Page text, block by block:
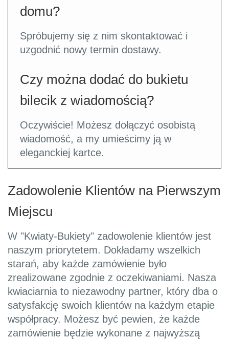
domu?
Spróbujemy się z nim skontaktować i
uzgodnić nowy termin dostawy.
Czy można dodać do bukietu
bilecik z wiadomością?
Oczywiście! Możesz dołączyć osobistą
wiadomość, a my umieścimy ją w
eleganckiej kartce.
Zadowolenie Klientów na Pierwszym
Miejscu
W "Kwiaty-Bukiety" zadowolenie klientów jest
naszym priorytetem. Dokładamy wszelkich
starań, aby każde zamówienie było
zrealizowane zgodnie z oczekiwaniami. Nasza
kwiaciarnia to niezawodny partner, który dba o
satysfakcję swoich klientów na każdym etapie
współpracy. Możesz być pewien, że każde
zamówienie będzie wykonane z najwyższą